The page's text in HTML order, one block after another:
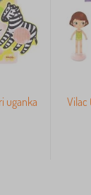
uganka
Vilac